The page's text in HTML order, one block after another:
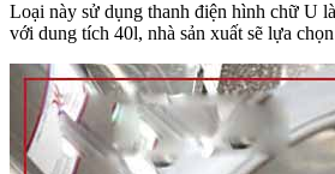
Loại này sử dụng thanh điện hình chữ U
với dung tích 40l, nhà sản xuất sẽ lựa